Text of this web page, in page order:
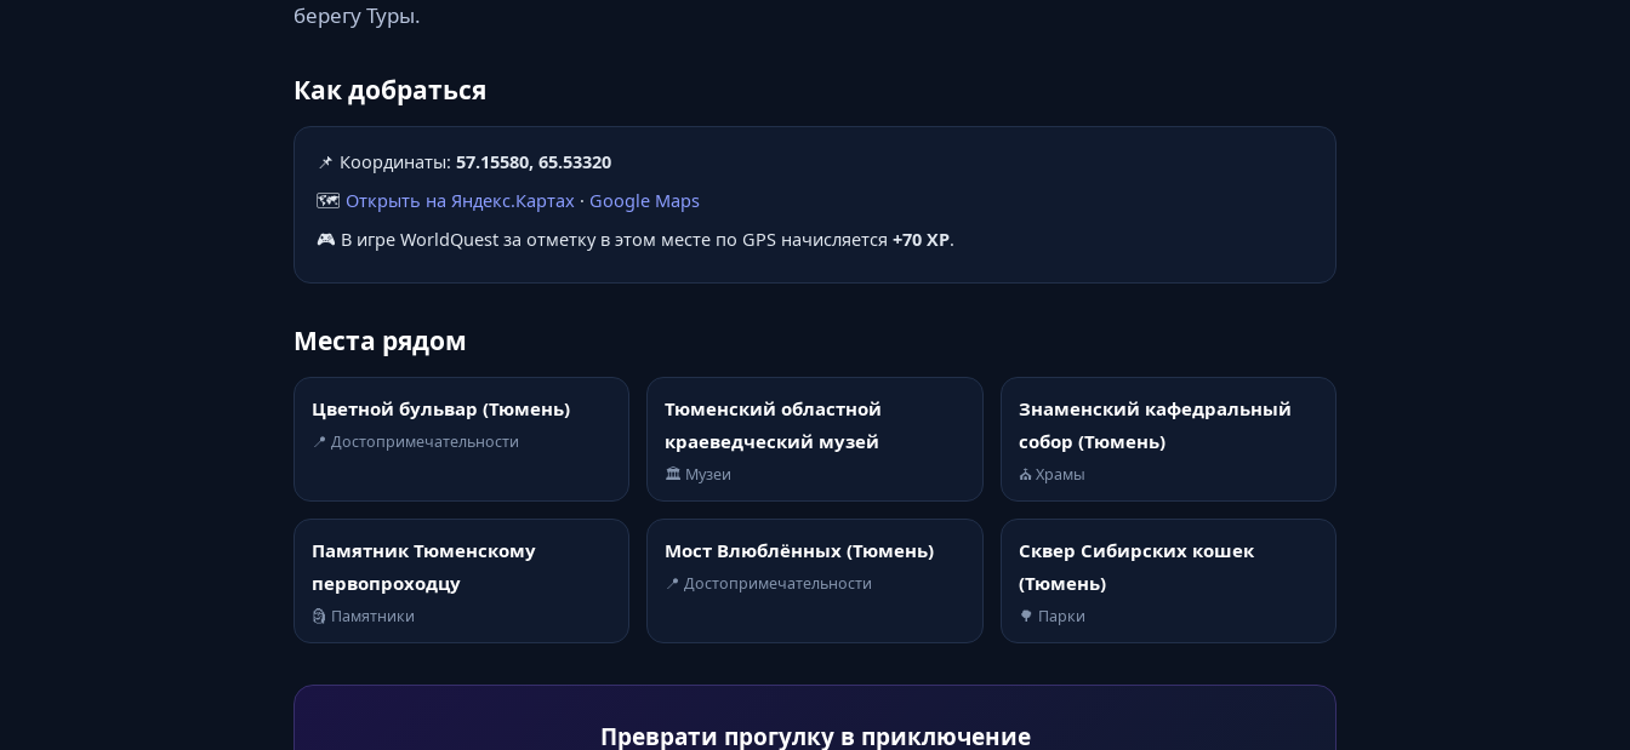
берегу Туры.
Как добраться
📌 Координаты: 57.15580, 65.53320
🗺️ Открыть на Яндекс.Картах · Google Maps
🎮 В игре WorldQuest за отметку в этом месте по GPS начисляется +70 XP.
Места рядом
Цветной бульвар (Тюмень)
📍 Достопримечательности
Тюменский областной
краеведческий музей
🏛️ Музеи
Знаменский кафедральный
собор (Тюмень)
⛪ Храмы
Памятник Тюменскому
первопроходцу
🗿 Памятники
Мост Влюблённых (Тюмень)
📍 Достопримечательности
Сквер Сибирских кошек
(Тюмень)
🌳 Парки
Преврати прогулку в приключение